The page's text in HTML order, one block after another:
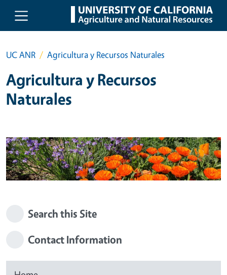
Skip to main content
UC ANR Agricultura y Recursos Naturales
Agricultura y Recursos
Naturales
Search this Site
Contact Information